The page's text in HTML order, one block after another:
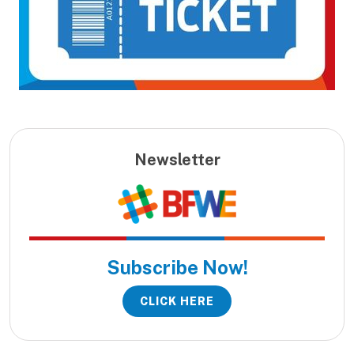
Newsletter
Subscribe Now!
CLICK HERE